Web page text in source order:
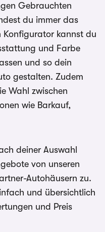
Gebrauchten
du immer das
Konfigurator kannst du
und Farbe
und so dein
gestalten. Zudem
Wahl zwischen
wie Barkauf,
deiner Auswahl
von unseren
Autohäusern zu.
und übersichtlich
und Preis